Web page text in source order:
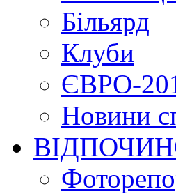
Більярд
Клуби
ЄВРО-
Новини